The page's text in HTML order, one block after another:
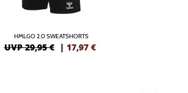
HMLGO 2.0 SWEATSHORTS
UVP 29,95 € | 17,97 €